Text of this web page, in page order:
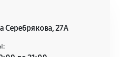
комплектующие
или
деталей
Серебрякова, 27А